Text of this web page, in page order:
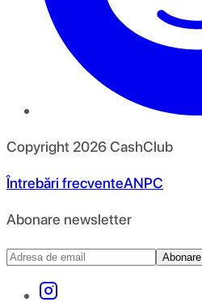
Copyright 2026CashClub
Întrebări frecventeANPC
Abonare newsletter
Abonare